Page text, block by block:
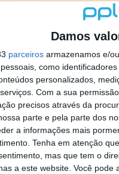
Damos
parceiros armazenamos e/
como
personalizados,
Com a sua
precisos através da
parte e pela parte dos
a informações mais
Tenha em atenção
mas que tem o
a este website. Você
tem mais de um ano
no Google